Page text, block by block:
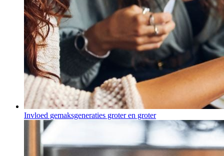
Invloed gemaksgeneraties groter en groter